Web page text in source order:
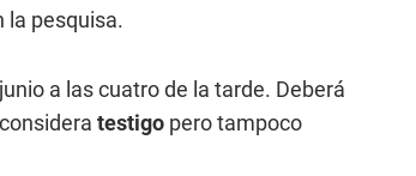
la pesquisa.
a las cuatro de la tarde. Deberá
testigo pero tampoco